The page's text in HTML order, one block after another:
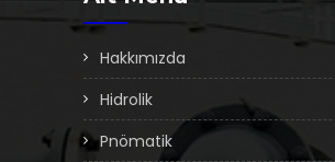
Hakkımızda
Hidrolik
Pnömatik